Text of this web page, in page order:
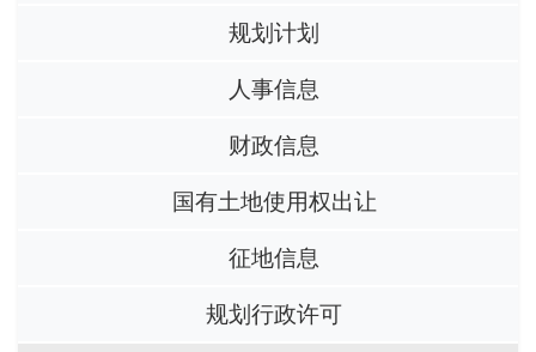
规划计划
人事信息
财政信息
国有土地使用权出让
征地信息
规划行政许可